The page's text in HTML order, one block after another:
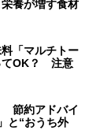
養が増す食材
「マルチトー
てOK？ 注意
節約アドバイ
と“おうち外